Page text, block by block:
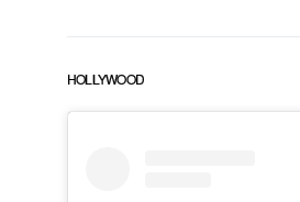
HOLLYWOOD